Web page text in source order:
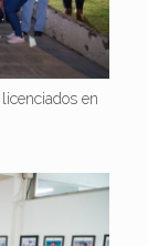
en